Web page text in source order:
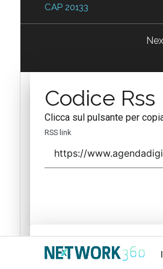
CAP 20133
Codice Rss
Clicca sul pulsante per
RSS link
Codice Rss